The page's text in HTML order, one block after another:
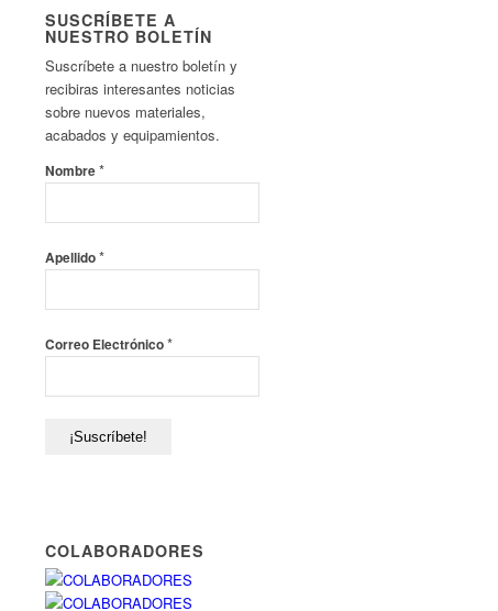
SUSCRÍBETE A
NUESTRO BOLETÍN
Suscríbete a nuestro boletín y
recibiras interesantes noticias
sobre nuevos materiales,
acabados y equipamientos.
Nombre*
Apellido*
Correo Electrónico*
COLABORADORES